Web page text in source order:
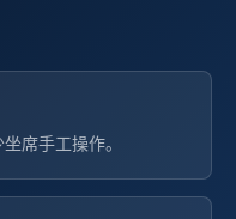
席手工操作。